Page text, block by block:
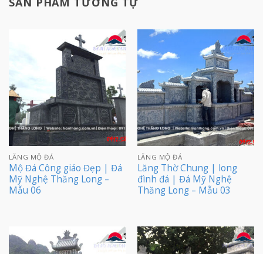
LĂNG MỘ ĐÁ
Mộ Đá Công giáo Đẹp | Đá
Mỹ Nghệ Thăng Long –
Mẫu 06
LĂNG MỘ ĐÁ
Lăng Thờ Chung | long
đình đá | Đá Mỹ Nghệ
Thăng Long – Mẫu 03